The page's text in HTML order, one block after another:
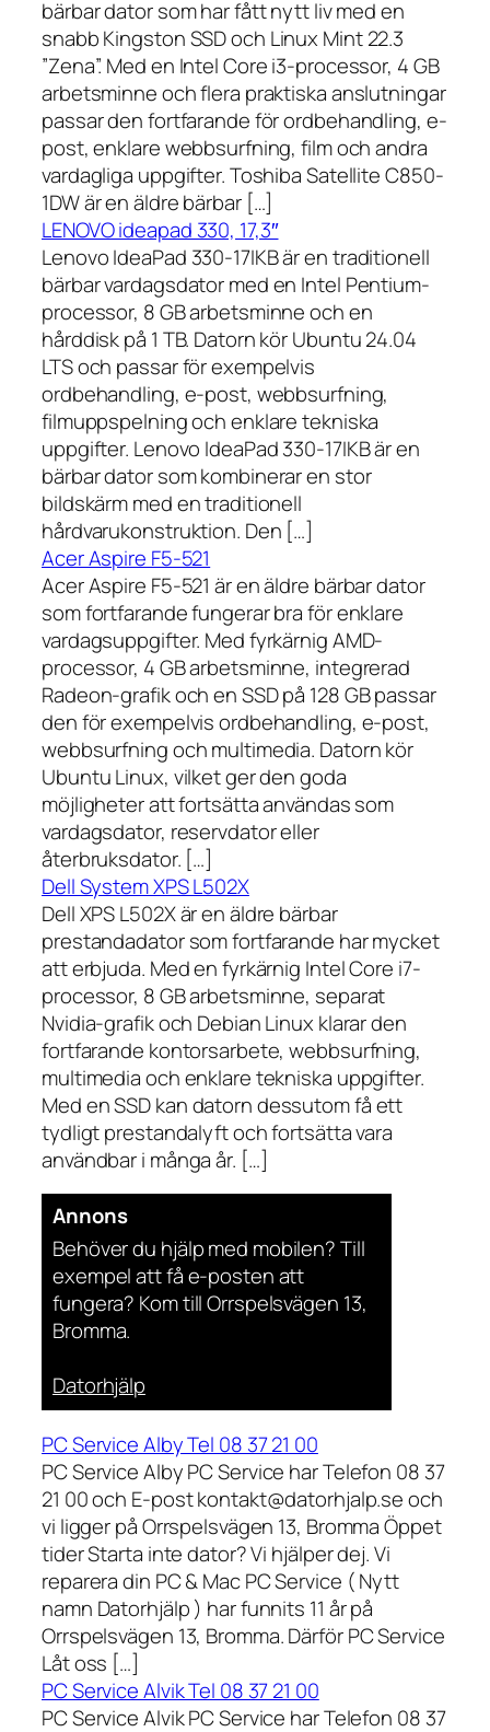
bärbar dator som har fått nytt liv med en
snabb Kingston SSD och Linux Mint 22.3
”Zena”. Med en Intel Core i3-processor, 4 GB
arbetsminne och flera praktiska anslutningar
passar den fortfarande för ordbehandling, e-
post, enklare webbsurfning, film och andra
vardagliga uppgifter. Toshiba Satellite C850-
1DW är en äldre bärbar […]
LENOVO ideapad 330, 17,3″
Lenovo IdeaPad 330-17IKB är en traditionell
bärbar vardagsdator med en Intel Pentium-
processor, 8 GB arbetsminne och en
hårddisk på 1 TB. Datorn kör Ubuntu 24.04
LTS och passar för exempelvis
ordbehandling, e-post, webbsurfning,
filmuppspelning och enklare tekniska
uppgifter. Lenovo IdeaPad 330-17IKB är en
bärbar dator som kombinerar en stor
bildskärm med en traditionell
hårdvarukonstruktion. Den […]
Acer Aspire F5-521
Acer Aspire F5-521 är en äldre bärbar dator
som fortfarande fungerar bra för enklare
vardagsuppgifter. Med fyrkärnig AMD-
processor, 4 GB arbetsminne, integrerad
Radeon-grafik och en SSD på 128 GB passar
den för exempelvis ordbehandling, e-post,
webbsurfning och multimedia. Datorn kör
Ubuntu Linux, vilket ger den goda
möjligheter att fortsätta användas som
vardagsdator, reservdator eller
återbruksdator. […]
Dell System XPS L502X
Dell XPS L502X är en äldre bärbar
prestandadator som fortfarande har mycket
att erbjuda. Med en fyrkärnig Intel Core i7-
processor, 8 GB arbetsminne, separat
Nvidia-grafik och Debian Linux klarar den
fortfarande kontorsarbete, webbsurfning,
multimedia och enklare tekniska uppgifter.
Med en SSD kan datorn dessutom få ett
tydligt prestandalyft och fortsätta vara
användbar i många år. […]
Annons
Behöver du hjälp med mobilen? Till
exempel att få e-posten att
fungera? Kom till Orrspelsvägen 13,
Bromma.
Datorhjälp
PC Service Alby Tel 08 37 21 00
PC Service Alby PC Service har Telefon 08 37
21 00 och E-post kontakt@datorhjalp.se och
vi ligger på Orrspelsvägen 13, Bromma Öppet
tider Starta inte dator? Vi hjälper dej. Vi
reparera din PC & Mac PC Service ( Nytt
namn Datorhjälp ) har funnits 11 år på
Orrspelsvägen 13, Bromma. Därför PC Service
Låt oss […]
PC Service Alvik Tel 08 37 21 00
PC Service Alvik PC Service har Telefon 08 37